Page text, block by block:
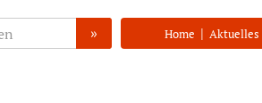
Home | Aktuelles
»